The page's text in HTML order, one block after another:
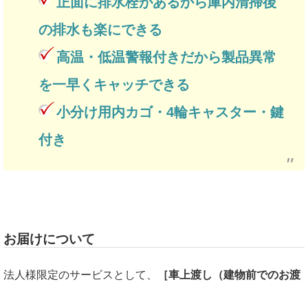
の排水も楽にできる
高温・低温警報付きだから製品異常
を一早くキャッチできる
小分け用内カゴ・4輪キャスター・鍵
付き
お届けについて
法人様限定のサービスとして、
［車上渡し（建物前でのお渡